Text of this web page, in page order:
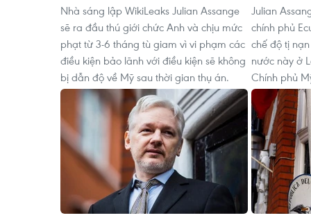
Nhà sáng lập WikiLeaks Julian Assange
sẽ ra đầu thú giới chức Anh và chịu mức
phạt từ 3-6 tháng tù giam vì vi phạm các
điều kiện bảo lãnh với điều kiện sẽ không
bị dẫn độ về Mỹ sau thời gian thụ án.
Julian
chính phủ
chế độ tị
nước này ở
Chính phủ